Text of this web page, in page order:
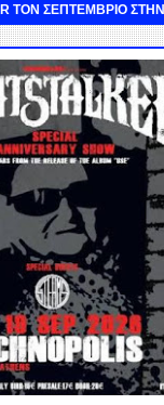
ΤΟΝ ΣΕΠΤΕΜΒΡΙΟ ΣΤΗΝ